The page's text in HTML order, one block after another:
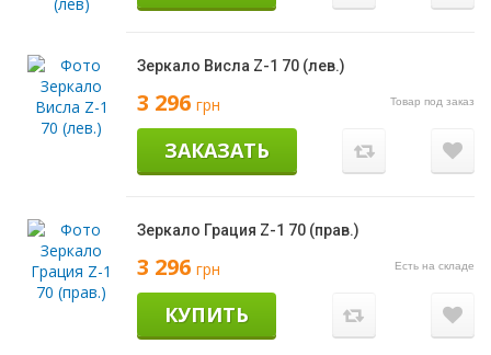
Зеркало Висла Z-1 70 (лев.)
3 296 грн Товар под заказ
ЗАКАЗАТЬ
Зеркало Грация Z-1 70 (прав.)
3 296 грн Есть на складе
КУПИТЬ